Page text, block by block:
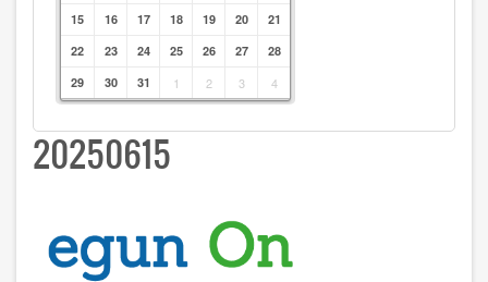
15
16 17 18 19 20
21
22
23 24 25 26 27
28
29
30 31 1 2 3 4
20250615